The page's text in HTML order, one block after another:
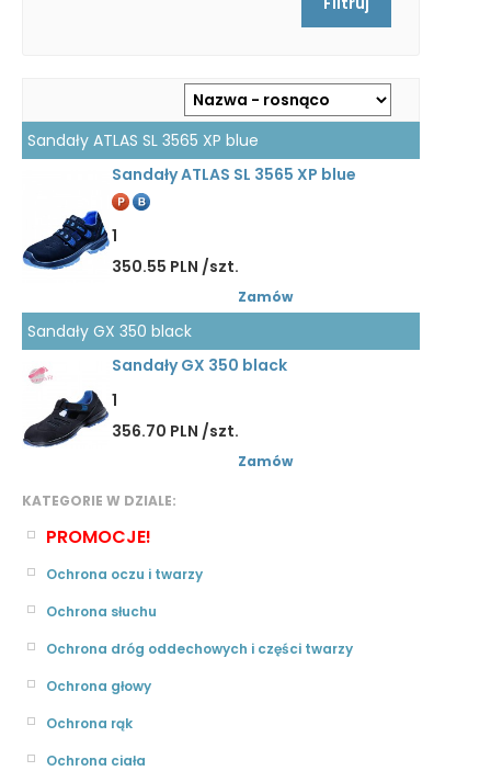
KATEGORIE W DZIALE:
PROMOCJE!
Ochrona oczu i twarzy
Ochrona słuchu
Ochrona dróg oddechowych i części twarzy
Ochrona głowy
Ochrona rąk
Ochrona ciała
Sandały ATLAS SL 3565 XP blue
Sandały ATLAS SL 3565 XP blue
1
350.55 PLN /szt.
Zamów
Sandały GX 350 black
Sandały GX 350 black
1
356.70 PLN /szt.
Zamów